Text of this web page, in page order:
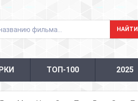
ТОП-100 2025